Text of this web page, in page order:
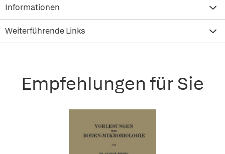
Informationen
Weiterführende Links
Empfehlungen für Sie